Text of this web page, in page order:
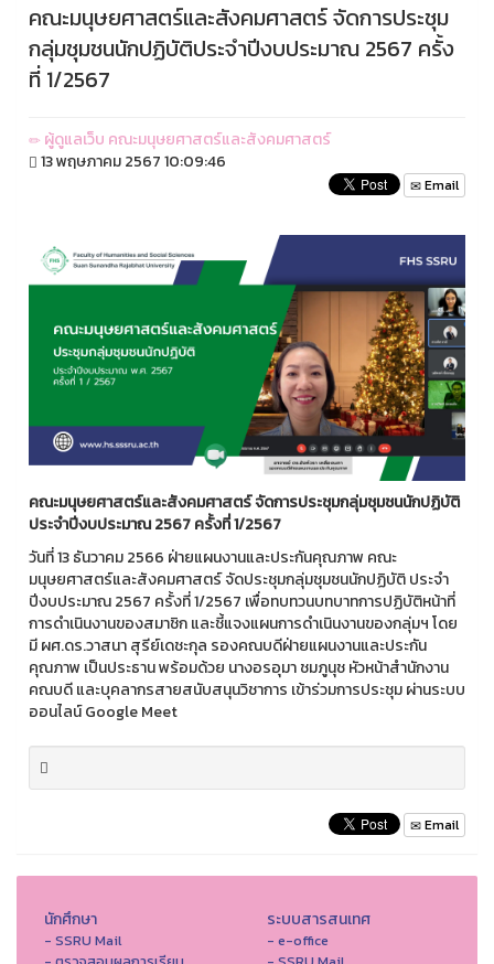
คณะมนุษยศาสตร์และสังคมศาสตร์ จัดการประชุม
กลุ่มชุมชนนักปฏิบัติประจำปีงบประมาณ 2567 ครั้ง
ที่ 1/2567
ผู้ดูแลเว็บ คณะมนุษยศาสตร์และสังคมศาสตร์
13 พฤษภาคม 2567 10:09:46
Email
คณะมนุษยศาสตร์และสังคมศาสตร์ จัดการประชุมกลุ่มชุมชนนักปฏิบัติ
ประจำปีงบประมาณ 2567 ครั้งที่ 1/2567
วันที่ 13 ธันวาคม 2566 ฝ่ายแผนงานและประกันคุณภาพ คณะ
มนุษยศาสตร์และสังคมศาสตร์ จัดประชุมกลุ่มชุมชนนักปฏิบัติ ประจำ
ปีงบประมาณ 2567 ครั้งที่ 1/2567 เพื่อทบทวนบทบาทการปฏิบัติหน้าที่
การดำเนินงานของสมาชิก และชี้แจงแผนการดำเนินงานของกลุ่มฯ โดย
มี ผศ.ดร.วาสนา สุรีย์เดชะกุล รองคณบดีฝ่ายแผนงานและประกัน
คุณภาพ เป็นประธาน พร้อมด้วย นางอรอุมา ชมภูนุช หัวหน้าสำนักงาน
คณบดี และบุคลากรสายสนับสนุนวิชาการ เข้าร่วมการประชุม ผ่านระบบ
ออนไลน์ Google Meet
Email
นักศึกษา
- SSRU Mail
ระบบสารสนเทศ
- e-office